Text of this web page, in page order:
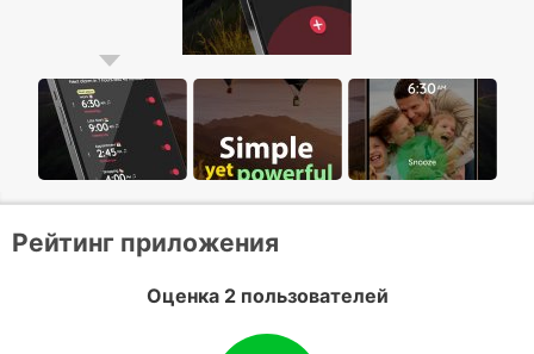
Рейтинг приложения
Оценка 2 пользователей